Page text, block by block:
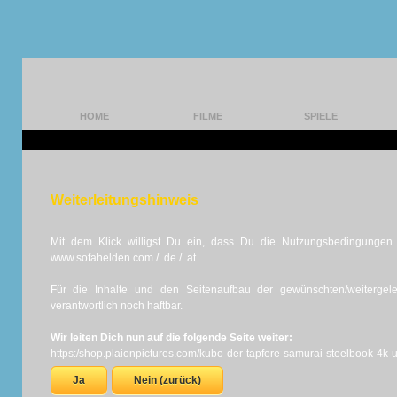
HOME FILME SPIELE
Weiterleitungshinweis
Mit dem Klick willigst Du ein, dass Du die
www.sofahelden.com / .de / .at
Für die Inhalte und den Seitenaufbau der gewünschten/
verantwortlich noch haftbar.
Wir leiten Dich nun auf die folgende Seite weiter:
https:/shop.plaionpictures.com/kubo-der-tapfere-samurai-steelbook-4k-
Ja Nein (zurück)